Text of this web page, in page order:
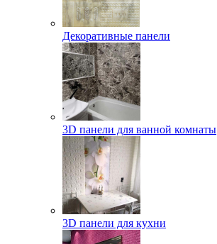
Декоративные панели
3D панели для ванной комнаты
3D панели для кухни